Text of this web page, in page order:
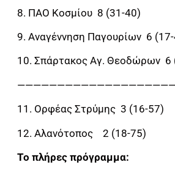
8. ΠΑΟ Κοσμίου 8 (31-40)
9. Αναγέννηση Παγουρίων 6
10. Σπάρτακος Αγ. Θεοδώρων 6
11. Ορφέας Στρύμης 3 (16-57)
12. Αλανότοπος 2 (18-75)
Το πλήρες πρόγραμμα: